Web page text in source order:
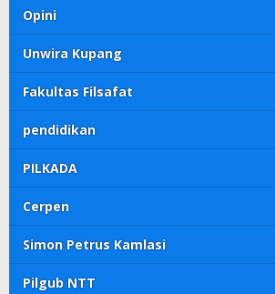
Opini
Unwira Kupang
Fakultas Filsafat
pendidikan
PILKADA
Cerpen
Simon Petrus Kamlasi
Pilgub NTT